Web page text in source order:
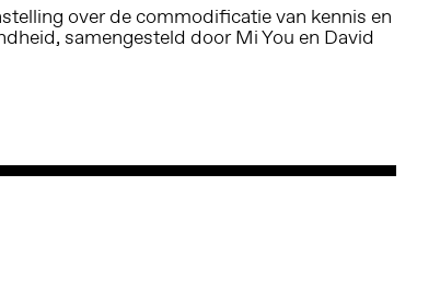
over de commodificatie van kennis en
samengesteld door Mi You en David